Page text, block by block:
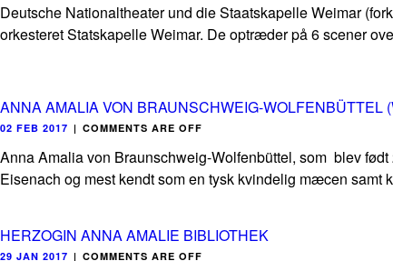
Deutsche Nationaltheater und die Staatskapelle Weimar
orkesteret Statskapelle Weimar. De optræder på 6 scener
ANNA AMALIA VON BRAUNSCHWEIG-WOLFENBÜTTEL
02 FEB 2017 | COMMENTS ARE OFF
Anna Amalia von Braunschweig-Wolfenbüttel, som blev
Eisenach og mest kendt som en tysk kvindelig mæcen samt
HERZOGIN ANNA AMALIE BIBLIOTHEK
29 JAN 2017 | COMMENTS ARE OFF